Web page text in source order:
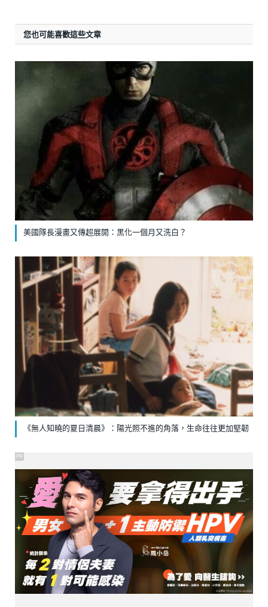
您也可能喜歡這些文章
美國隊長漫畫又傳超展開：黑化一個月又洗白？
《無人知曉的夏日清晨》：陽光照不進的角落，生命往往更加堅韌
PR